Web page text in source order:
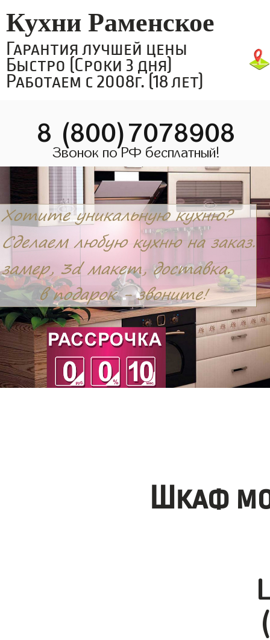
Кухни Раменское
Гарантия лучшей цены
Быстро (Сроки 3 дня)
Работаем с 2008г. (18 лет)
8 (800)7078908
Звонок по РФ бесплатный!
Шкаф